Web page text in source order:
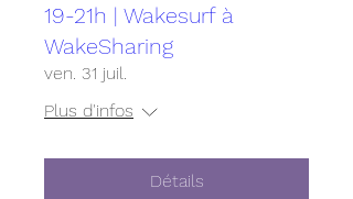
19-21h | Wakesurf à
WakeSharing
ven. 31 juil.
Plus d'infos
Détails